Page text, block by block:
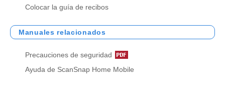
Colocar la guía de recibos
Manuales relacionados
Precauciones de seguridad
Ayuda de ScanSnap Home Mobile